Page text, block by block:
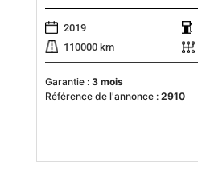
2019
110000 km
Garantie : 3 mois
Référence de l'annonce : 2910